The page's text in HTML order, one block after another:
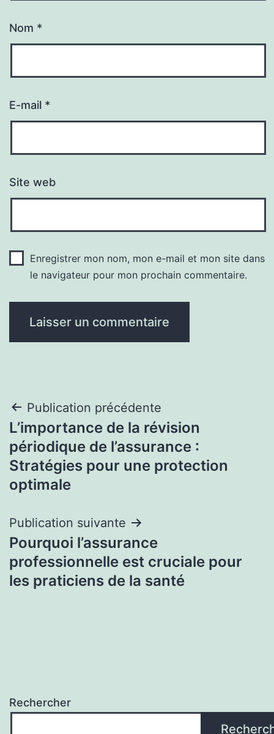
Nom *
E-mail *
Site web
Enregistrer mon nom, mon e-mail et mon site dans
le navigateur pour mon prochain commentaire.
Navigation
de
l’article
Publication précédente
L’importance de la révision
périodique de l’assurance :
Stratégies pour une protection
optimale
Publication suivante
Pourquoi l’assurance
professionnelle est cruciale pour
les praticiens de la santé
Rechercher